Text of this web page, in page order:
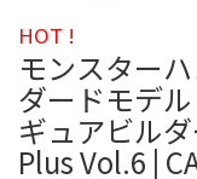
HOT !
モンスター
ダードモデ
ギュアビル
Plus Vol.6 |